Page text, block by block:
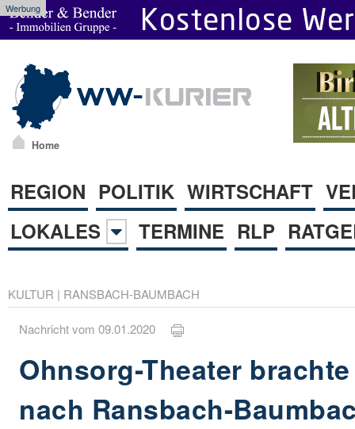
Werbung
Home
REGION POLITIK WIRTSCHAFT
LOKALES
TERMINE RLP
KULTUR | RANSBACH-BAUMBACH
Nachricht vom 09.01.2020
Ohnsorg-Theater
nach Ransbach-